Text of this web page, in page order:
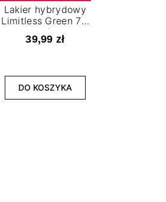
Lakier hybrydowy
Limitless Green 7,2
ml
39,99 zł
DO KOSZYKA